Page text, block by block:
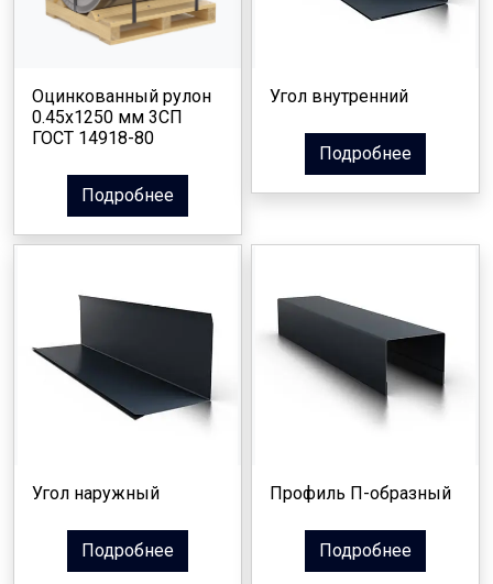
Оцинкованный рулон
0.45x1250 мм 3СП
ГОСТ 14918-80
Подробнее
Угол внутренний
Подробнее
Угол наружный
Подробнее
Профиль П-образный
Подробнее